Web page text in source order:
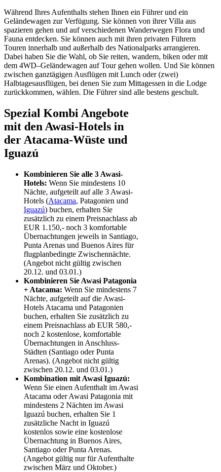
Während Ihres Aufenthalts stehen Ihnen ein Führer und ein
Geländewagen zur Verfügung. Sie können von ihrer Villa aus
spazieren gehen und auf verschiedenen Wanderwegen Flora und
Fauna entdecken. Sie können auch mit ihren privaten Führern
Touren innerhalb und außerhalb des Nationalparks arrangieren.
Dabei haben Sie die Wahl, ob Sie reiten, wandern, biken oder mit
dem 4WD–Geländewagen auf Tour gehen wollen. Und Sie können
zwischen ganztägigen Ausflügen mit Lunch oder (zwei)
Halbtagesausflügen, bei denen Sie zum Mittagessen in die Lodge
zurückkommen, wählen. Die Führer sind alle bestens geschult.
Spezial Kombi Angebote
mit den Awasi-Hotels in
der Atacama-Wüste und
Iguazú
Kombinieren Sie alle 3 Awasi-
Hotels: Wenn Sie mindestens 10
Nächte, aufgeteilt auf alle 3 Awasi-
Hotels (Atacama, Patagonien und
Iguazú) buchen, erhalten Sie
zusätzlich zu einem Preisnachlass ab
EUR 1.150,- noch 3 komfortable
Übernachtungen jeweils in Santiago,
Punta Arenas und Buenos Aires für
flugplanbedingte Zwischennächte.
(Angebot nicht gültig zwischen
20.12. und 03.01.)
Kombinieren Sie Awasi Patagonia
+ Atacama: Wenn Sie mindestens 7
Nächte, aufgeteilt auf die Awasi-
Hotels Atacama und Patagonien
buchen, erhalten Sie zusätzlich zu
einem Preisnachlass ab EUR 580,-
noch 2 kostenlose, komfortable
Übernachtungen in Anschluss-
Städten (Santiago oder Punta
Arenas). (Angebot nicht gültig
zwischen 20.12. und 03.01.)
Kombination mit Awasi Iguazú:
Wenn Sie einen Aufenthalt im Awasi
Atacama oder Awasi Patagonia mit
mindestens 2 Nächten im Awasi
Iguazú buchen, erhalten Sie 1
zusätzliche Nacht in Iguazú
kostenlos sowie eine kostenlose
Übernachtung in Buenos Aires,
Santiago oder Punta Arenas.
(Angebot gültig nur für Aufenthalte
zwischen März und Oktober.)